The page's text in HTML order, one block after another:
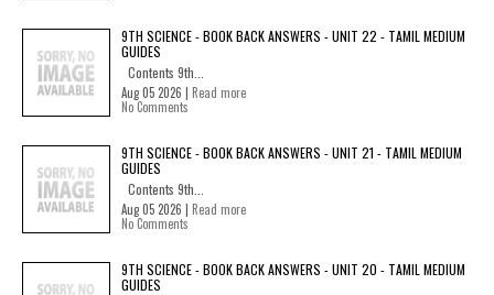
9TH SCIENCE - BOOK BACK ANSWERS - UNIT 22 - TAMIL MEDIUM
GUIDES
Contents 9th...
Aug 05 2026 | Read more
No Comments
9TH SCIENCE - BOOK BACK ANSWERS - UNIT 21 - TAMIL MEDIUM
GUIDES
Contents 9th...
Aug 05 2026 | Read more
No Comments
9TH SCIENCE - BOOK BACK ANSWERS - UNIT 20 - TAMIL MEDIUM
GUIDES